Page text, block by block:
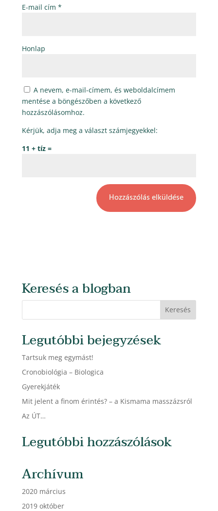
E-mail cím *
Honlap
A nevem, e-mail-címem, és weboldalcímem
mentése a böngészőben a következő
hozzászólásomhoz.
Kérjük, adja meg a választ számjegyekkel:
11 + tíz =
Keresés a blogban
Legutóbbi bejegyzések
Tartsuk meg egymást!
Cronobiológia – Biologica
Gyerekjáték
Mit jelent a finom érintés? – a Kismama masszázsról
Az ÚT…
Legutóbbi hozzászólások
Archívum
2020 március
2019 október